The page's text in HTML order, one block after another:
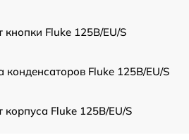
кнопки Fluke 125B/EU/S
конденсаторов Fluke 125B/EU/S
корпуса Fluke 125B/EU/S